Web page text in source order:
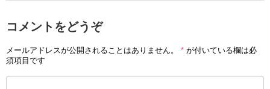
コメントをどうぞ
メールアドレスが公開されることはありません。 * が付いている欄は必
須項目です